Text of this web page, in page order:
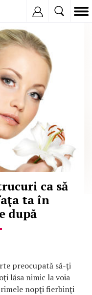
ca să
ta în
după
preocupată să-ţi
lăsa nimic la voia
nopţi fierbinţi